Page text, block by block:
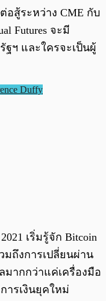
อสู้ระหว่าง CME กับ
Futures จะมี
ฯ และใครจะเป็นผู้
Duffy
เริ่มรู้จัก Bitcoin
มถึงการเปลี่ยนผ่าน
มากกว่าแค่เครื่องมือ
ารเงินยุคใหม่